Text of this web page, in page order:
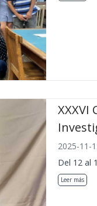
XXXVI
2025-11-
Del 12 al
Leer más